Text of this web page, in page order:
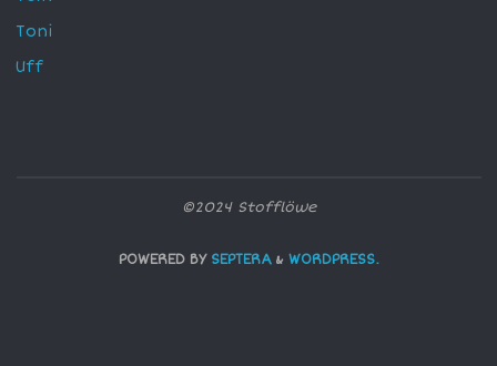
Toni
Uff
©2024 Stofflöwe
POWERED BYSEPTERA& WORDPRESS.